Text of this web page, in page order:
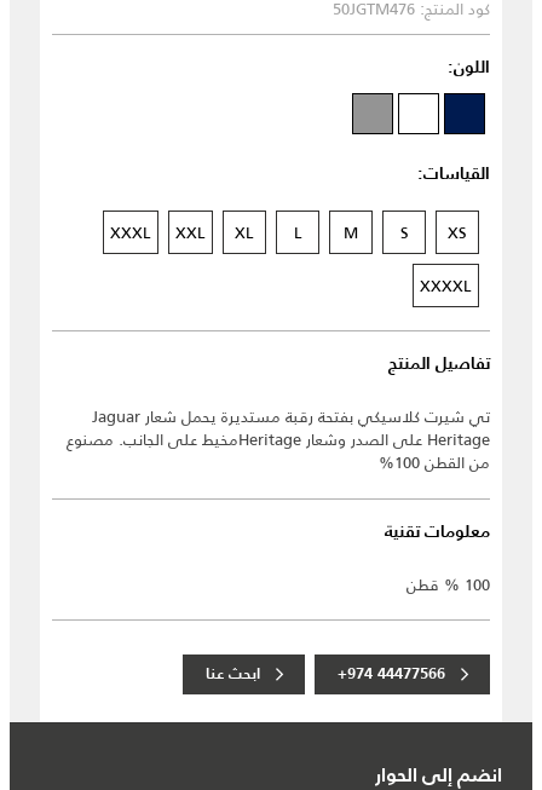
كود المنتج: 50JGTM476
اللون:
القياسات:
XS
S
M
L
XL
XXL
XXXL
XXXXL
تفاصيل المنتج
تي شيرت كلاسيكي بفتحة رقبة مستديرة يحمل شعار Jaguar
Heritage على الصدر وشعار Heritageمخيط على الجانب. مصنوع
من القطن 100%
معلومات تقنية
100 % قطن
+974 44477566 ابحث عنا
انضم إلى الحوار